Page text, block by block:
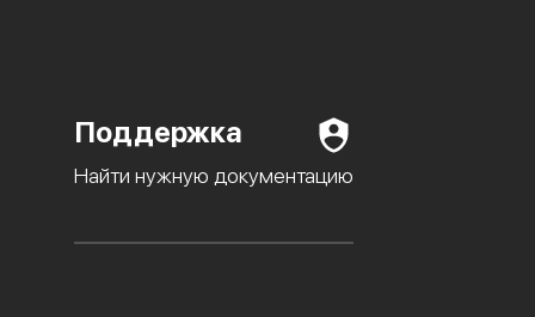
Поддержка
Найти нужную документацию